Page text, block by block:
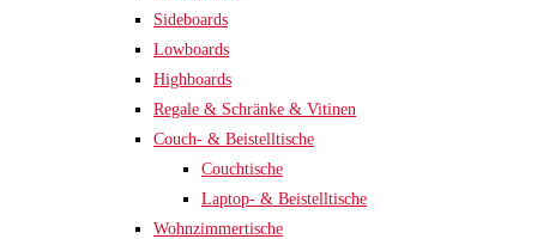
Sideboards
Lowboards
Highboards
Regale & Schränke & Vitinen
Couch- & Beistelltische
Couchtische
Laptop- & Beistelltische
Wohnzimmertische